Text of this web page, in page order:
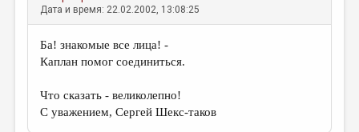
Дата и время: 22.02.2002, 13:08:25
Ба! знакомые все лица! -
Каплан помог соединиться.
Что сказать - великолепно!
С уважением, Сергей Шекс-таков